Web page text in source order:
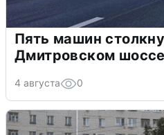
Пять машин
Дмитровском
4 августа 0